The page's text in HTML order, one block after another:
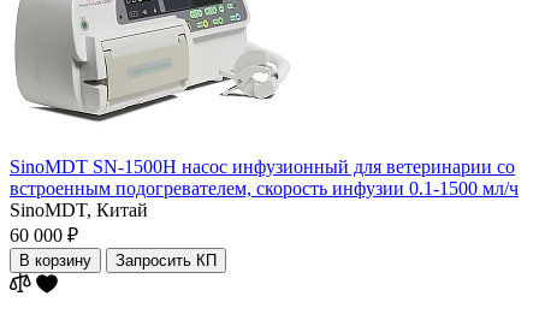
SinoMDT SN-1500H насос инфузионный для ветеринарии со
встроенным подогревателем, скорость инфузии 0.1-1500 мл/ч
SinoMDT, Китай
60 000 ₽
В корзину Запросить КП